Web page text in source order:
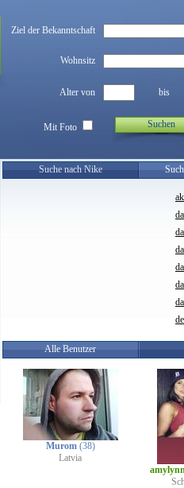
Ziel der Bekanntschaft
Wohnsitz
Alter von bis
Mit Foto Suchen
Suche nach Nike
Alle Benutzer
Murom (38)
Latvia